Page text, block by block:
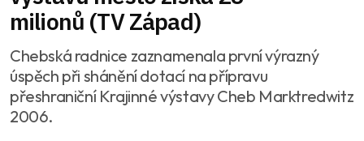
milionů (TV Západ)
Chebská radnice zaznamenala první výrazný
úspěch při shánění dotací na přípravu
přeshraniční Krajinné výstavy Cheb Marktredwitz
2006.